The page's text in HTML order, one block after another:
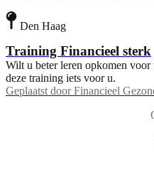
Den Haag
Training Financieel sterk
Wilt u beter leren opkomen
deze training iets voor u.
Geplaatst door Financieel